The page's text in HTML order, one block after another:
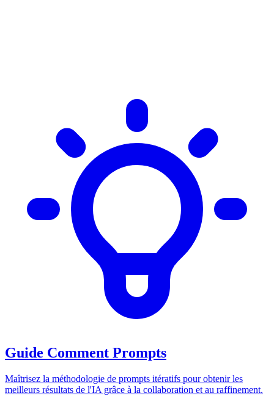
Guide Comment Prompts
Maîtrisez la méthodologie de prompts itératifs pour obtenir les
meilleurs résultats de l'IA grâce à la collaboration et au raffinement.